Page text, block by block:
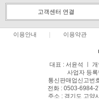
고객센터 연결
이용안내 이용약관
대표 : 서윤석 ㅣ
사업자 등
통신판매업신고번
전화 : 0503-6984-
주소 : 경기도 고양